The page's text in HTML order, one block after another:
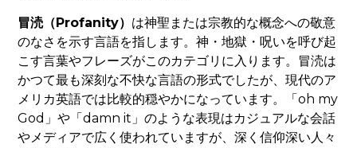
冒涜（Profanity） は神聖または宗教的な概念への敬意
のなさを示す言語を指します。神・地獄・呪いを呼び起
こす言葉やフレーズがこのカテゴリに入ります。冒涜は
かつて最も深刻な不快な言語の形式でしたが、現代のア
メリカ英語では比較的穏やかになっています。「oh my
God」や「damn it」のような表現はカジュアルな会話
やメディアで広く使われていますが、深く信仰深い人々